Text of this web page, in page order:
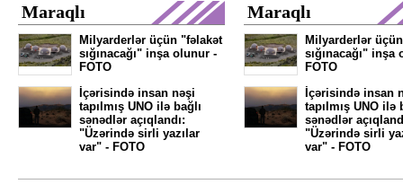
Maraqlı
Milyarderlər üçün "fəlakət
sığınacağı" inşa olunur -
FOTO
İçərisində insan nəşi
tapılmış UNO ilə bağlı
sənədlər açıqlandı:
"Üzərində sirli yazılar
var" - FOTO
Maraqlı
Milyarderlər
sığınacağı" inşa
FOTO
İçərisində insan
tapılmış UNO ilə
sənədlər
"Üzərində sirli
var" - FOTO